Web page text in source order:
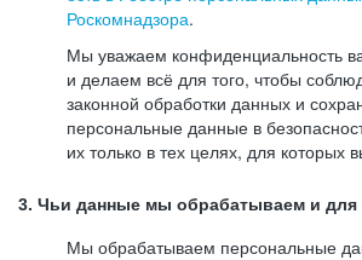
Роскомнадзора.
Мы уважаем конфиденциальность
и делаем всё для того, чтобы
законной обработки данных и
персональные данные в
их только в тех целях, для которых
3. Чьи данные мы обрабатываем и для
Мы обрабатываем персональные